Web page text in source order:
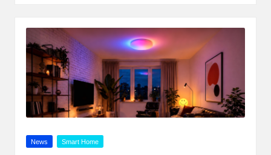
Posted
News Smart Home